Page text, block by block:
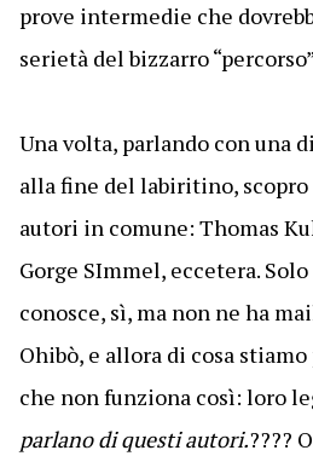
prove intermedie che
serietà del bizzarro
Una volta, parlando con una
alla fine del labiritino,
autori in comune: Thomas
Gorge SImmel, eccetera.
conosce, sì, ma non ne ha
Ohibò, e allora di cosa
che non funziona così: loro
parlano di questi autori.????